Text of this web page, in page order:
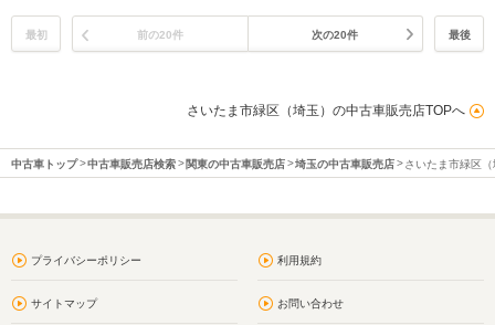
最初 前の20件 次の20件 最後
さいたま市緑区（埼玉）の中古車販売店TOPへ
中古車トップ 中古車販売店検索 関東の中古車販売店 埼玉の中古車販売店 さいたま市緑区
プライバシーポリシー 利用規約
サイトマップ お問い合わせ